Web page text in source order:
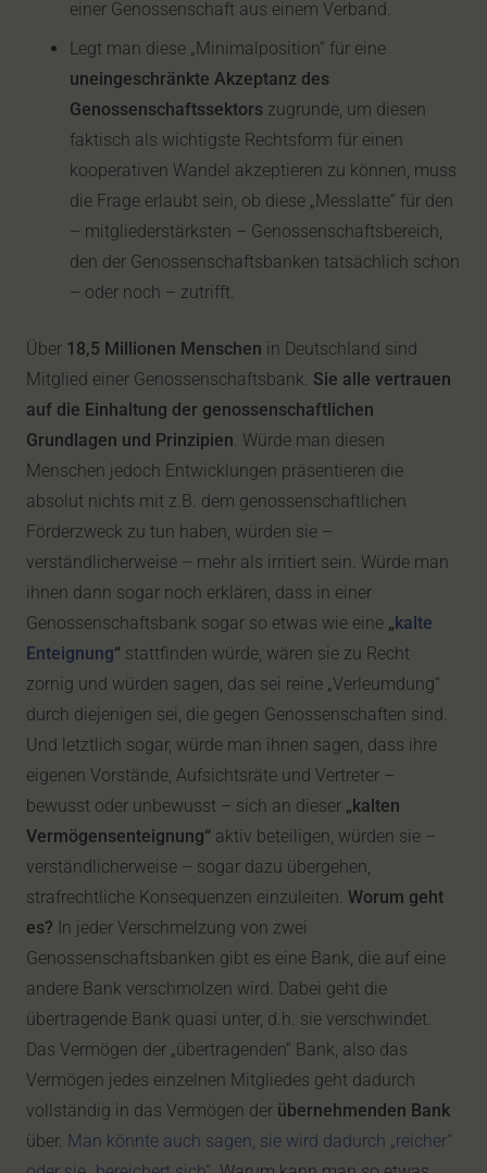
einer Genossenschaft aus einem Verband.
Legt man diese „Minimalposition“ für eine
uneingeschränkte Akzeptanz des
Genossenschaftssektors zugrunde, um diesen
faktisch als wichtigste Rechtsform für einen
kooperativen Wandel akzeptieren zu können, muss
die Frage erlaubt sein, ob diese „Messlatte“ für den
– mitgliederstärksten – Genossenschaftsbereich,
den der Genossenschaftsbanken tatsächlich schon
– oder noch – zutrifft.
Über 18,5 Millionen Menschen in Deutschland sind
Mitglied einer Genossenschaftsbank. Sie alle vertrauen
auf die Einhaltung der genossenschaftlichen
Grundlagen und Prinzipien. Würde man diesen
Menschen jedoch Entwicklungen präsentieren die
absolut nichts mit z.B. dem genossenschaftlichen
Förderzweck zu tun haben, würden sie –
verständlicherweise – mehr als irritiert sein. Würde man
ihnen dann sogar noch erklären, dass in einer
Genossenschaftsbank sogar so etwas wie eine „kalte
Enteignung“ stattfinden würde, wären sie zu Recht
zornig und würden sagen, das sei reine „Verleumdung“
durch diejenigen sei, die gegen Genossenschaften sind.
Und letztlich sogar, würde man ihnen sagen, dass ihre
eigenen Vorstände, Aufsichtsräte und Vertreter –
bewusst oder unbewusst – sich an dieser „kalten
Vermögensenteignung“ aktiv beteiligen, würden sie –
verständlicherweise – sogar dazu übergehen,
strafrechtliche Konsequenzen einzuleiten. Worum geht
es? In jeder Verschmelzung von zwei
Genossenschaftsbanken gibt es eine Bank, die auf eine
andere Bank verschmolzen wird. Dabei geht die
übertragende Bank quasi unter, d.h. sie verschwindet.
Das Vermögen der „übertragenden“ Bank, also das
Vermögen jedes einzelnen Mitgliedes geht dadurch
vollständig in das Vermögen der übernehmenden Bank
über. Man könnte auch sagen, sie wird dadurch „reicher“